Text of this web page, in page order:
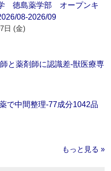
徳島薬学部 オープンキ
08-2026/09
日 (金)
と薬剤師に認識差‐獣医療専
で中間整理‐77成分1042品
もっと見る »